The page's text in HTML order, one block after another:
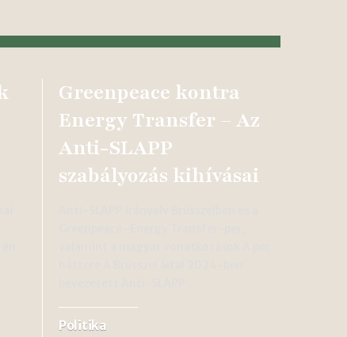
Greenpeace kontra
Energy Transfer – Az
Anti-SLAPP
szabályozás kihívásai
Politika